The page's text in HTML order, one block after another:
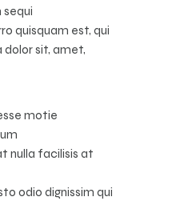
quisquam est, qui
dolor sit, amet,
motie
nulla facilisis at
odio dignissim qui